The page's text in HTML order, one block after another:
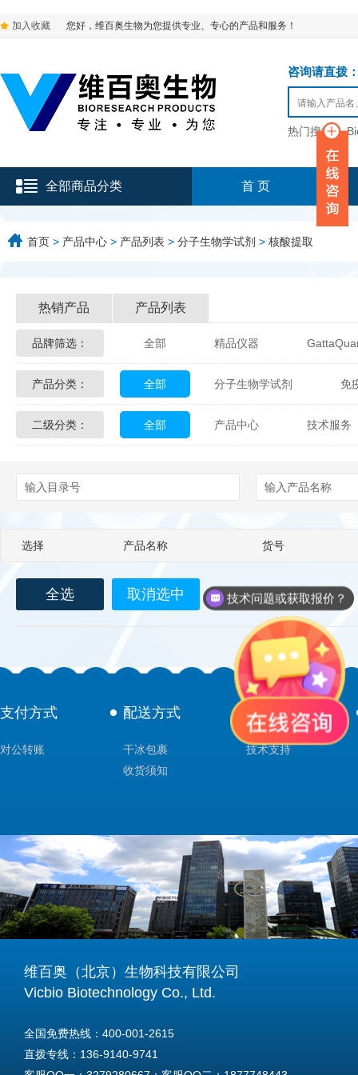
加入收藏 您好，维百奥生物为您提供专业、专心的产品和服务！
咨询请直拨
热门搜索：
全部商品分类 首 页
首页 > 产品中心 > 产品列表 > 分子生物学试剂 > 核酸提取
热销产品 产品列表
品牌筛选： 全部 精品仪器
Glycon Biochem Sterlitech
Echelon Biosciences Verichem
Biotez Berlin Diametra
Berry & Associates Zedira
LGC Maine Standards Biolife
Abbexa AbD Serotec
产品分类： 全部 分子生物学试剂 免
化学及生物化学试剂 材料学试剂
二级分类： 全部 产品中心 技术服务
选择 产品名称 货号
全选 取消选中
支付方式
对公转账
配送方式
干冰包裹
收货须知
售后服务
技术支持
维百奥（北京）生物科技有限公司
Vicbio Biotechnology Co., Ltd.
全国免费热线：400-001-2615
直拨专线：136-9140-9741
技术问题或获取报价？